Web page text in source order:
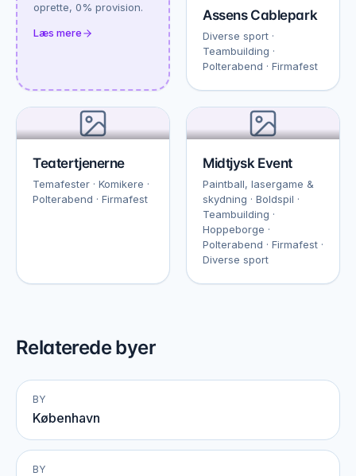
oprette, 0% provision.
Læs mere
Assens Cablepark
Diverse sport ·
Teambuilding ·
Polterabend · Firmafest
Teatertjenerne
Temafester · Komikere ·
Polterabend · Firmafest
Midtjysk Event
Paintball, lasergame &
skydning · Boldspil ·
Teambuilding ·
Hoppeborge ·
Polterabend · Firmafest ·
Diverse sport
Relaterede byer
BY
København
BY